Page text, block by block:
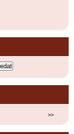
>>